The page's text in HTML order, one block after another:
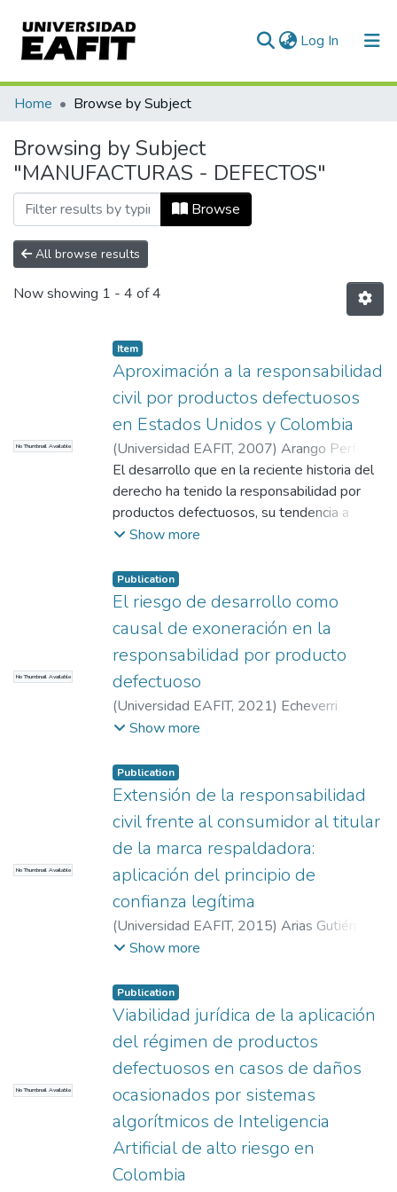
Log In (current)
Communities & Collections
All of DSpace
Home Browse by Subject
Browsing by Subject
"MANUFACTURAS - DEFECTOS"
Browse
All browse results
Now showing 1 - 4 of 4
No Thumbnail Available
Item
Aproximación a la responsabilidad
civil por productos defectuosos
en Estados Unidos y Colombia
(Universidad EAFIT, 2007) Arango Perfetti,
Daniel;Londoño Arango, Maximiliano
El desarrollo que en la reciente historia del
derecho ha tenido la responsabilidad por
productos defectuosos, su tendencia a
convertirse en un ámbito general de
que en relación con la materia ostenta el
derecho anglosajón, la tendencia a
impregnar otros ordenamientos jurídicoscon
sus alcances y la desagregación normativa
que frente al particular se presenta en el
derecho colombiano, implican la importancia
de realizar un análisis de tipo comparativo
en el cual se esbocen de manera general,
daños indemnizables en materia de
responsabilidad por productos
Show more
No Thumbnail Available
Publication
El riesgo de desarrollo como
causal de exoneración en la
responsabilidad por producto
defectuoso
(Universidad EAFIT, 2021) Echeverri
Puerta, Sofía;Ruiz Restrepo, Valentina
Show more
No Thumbnail Available
Publication
Extensión de la responsabilidad
civil frente al consumidor al titular
de la marca respaldadora:
aplicación del principio de
confianza legítima
(Universidad EAFIT, 2015) Arias Gutiérrez,
Felipe;Restrepo Ruíz, Mónica
Show more
No Thumbnail Available
Publication
Viabilidad jurídica de la aplicación
del régimen de productos
defectuosos en casos de daños
ocasionados por sistemas
algorítmicos de Inteligencia
Artificial de alto riesgo en
Colombia